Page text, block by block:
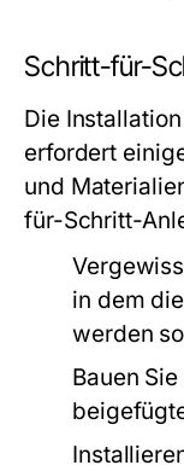
Schritt-für-
Die
erfordert
und
für-Schritt-
in dem
werden
Bauen